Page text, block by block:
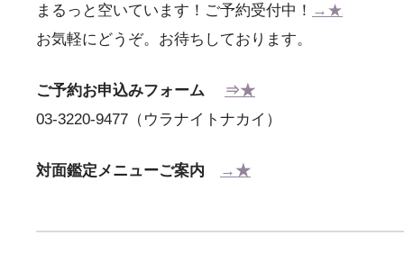
まるっと空いています！ご予約受付中！ →★
お気軽にどうぞ。お待ちしております。
ご予約お申込みフォーム
⇒★
03-3220-9477（ウラナイトナカイ）
対面鑑定メニューご案内 →★